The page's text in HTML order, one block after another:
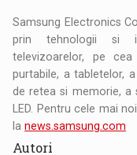
Samsung Electronics
prin tehnologii si
televizoarelor, pe
purtabile, a tabletelor,
de retea si memorie, a
LED. Pentru cele mai
lanews.samsung.com
Autori